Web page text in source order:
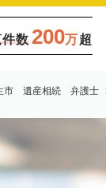
数 200万超
市 遺産相続 弁護士